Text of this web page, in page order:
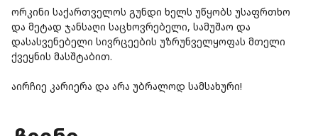
ორკინი საქართველოს გუნდი ხელს უწყობს უსაფრთხო
და მეტად ჯანსაღი საცხოვრებელი, სამუშაო და
დასასვენებელი სივრცეების უზრუნველყოფას მთელი
ქვეყნის მასშტაბით.
აირჩიე კარიერა და არა უბრალოდ სამსახური!